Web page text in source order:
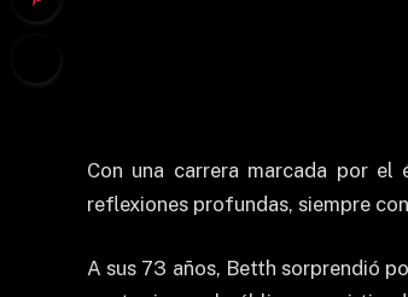
Con una carrera marcada por
reflexiones profundas, siempre
A sus 73 años, Betth sorprendió